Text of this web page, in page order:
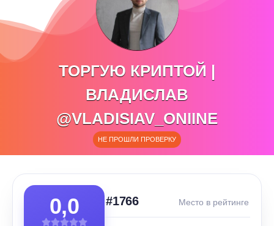
ТОРГУЮ КРИПТОЙ |
ВЛАДИСЛАВ
@VLADISIAV_ONIINE
НЕ ПРОШЛИ ПРОВЕРКУ
0,0 #1766 Место в рейтинге